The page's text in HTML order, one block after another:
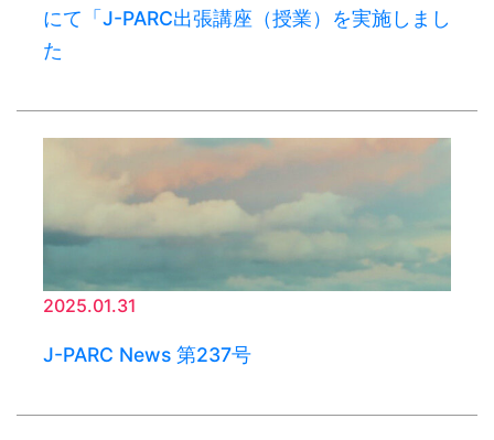
にて「J-PARC出張講座（授業）を実施しまし
た
2025.01.31
J-PARC News 第237号